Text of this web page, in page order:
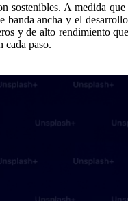
sostenibles. A medida
banda ancha y el
y de alto rendimiento
cada paso.